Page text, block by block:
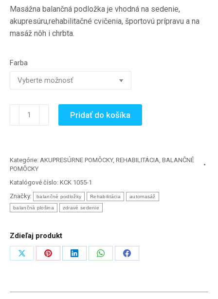
Masážna balančná podložka je vhodná na sedenie,
akupresúru,rehabilitačné cvičenia, športovú prípravu a na
masáž nôh i chrbta.
Farba
množstvo
podložka
-
35
x
8
bodlinky/hladká
Pridať do košíka
Kategórie: AKUPRESÚRNE POMÔCKY, REHABILITÁCIA, BALANČNÉ
POMÔCKY
Katalógové číslo: KCK 1055-1
Značky:
balančné podložky Rehabilitácia automasáž
balančná plošina zdravé sedenie
Zdieľaj produkt
ZdieľaťZdieľaťZdieľaťZdieľaťZdieľať